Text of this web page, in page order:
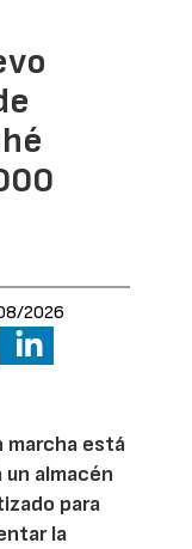
2026
marcha está
almacén
para
la